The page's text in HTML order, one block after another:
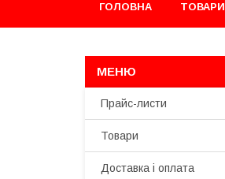
ГОЛОВНА ТОВАРИ
Прайс-листи
Товари
Доставка і оплата